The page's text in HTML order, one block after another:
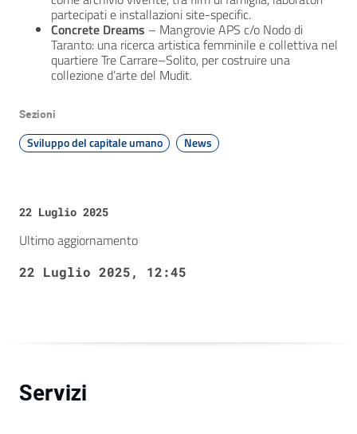
partecipati e installazioni site-specific.
Concrete Dreams – Mangrovie APS c/o Nodo di
Taranto: una ricerca artistica femminile e collettiva nel
quartiere Tre Carrare–Solito, per costruire una
collezione d’arte del Mudit.
Sezioni
Sviluppo del capitale umano News
22 Luglio 2025
Ultimo aggiornamento
22 Luglio 2025, 12:45
Servizi